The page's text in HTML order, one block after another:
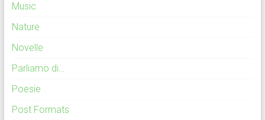
Music
Nature
Novelle
Parliamo di…
Poesie
Post Formats